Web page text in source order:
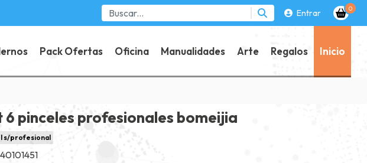
Entrar 0
Pack Ofertas Oficina Manualidades Arte Regalos Inicio
6 pinceles profesionales bomeijia
s/profesional